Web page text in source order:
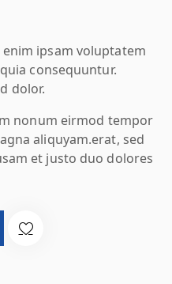
ipsam voluptatem
consequuntur.
dolor.
nonum eirmod tempor
aliquyam.erat, sed
et justo duo dolores